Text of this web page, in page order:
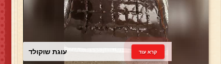
עוגת שוקולד קרא עוד